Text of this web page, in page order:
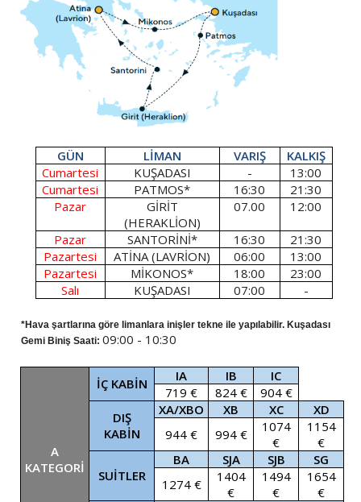
GÜN LİMAN VARIŞ
KALKIŞ
Cumartesi
KUŞADASI -
13:00
Cumartesi
PATMOS* 16:30
21:30
Pazar
GİRİT
(HERAKLİON)
07.00 12:00
Pazar SANTORİNİ* 16:30
21:30
Pazartesi
ATİNA (LAVRİON) 06:00
13:00
Pazartesi
MİKONOS* 18:00
23:00
Salı
KUŞADASI 07:00 -
*Hava şartlarına göre limanlara inişler tekne ile yapılabilir. Kuşadası
Gemi Biniş Saati:09:00 - 10:30
A
KATEGORİ
İÇ KABİN IA IB
IC
719 €
824 €
904 €
DIŞ
KABİN
XA/XBO XB XC
XD
944 €
994 €
1074
€
1154
€
SUİTLER
BA SJA SJB
SG
1274 €
1404
€
1494
€
1654
€